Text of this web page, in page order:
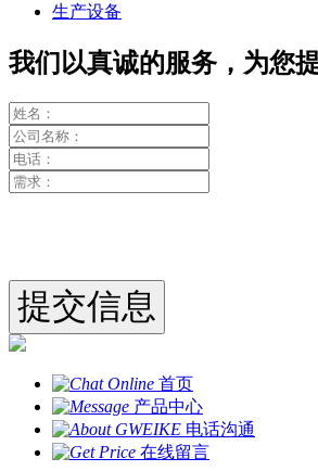
生产设备
我们以真诚的服务，为您
首页
产品中心
电话沟通
在线留言